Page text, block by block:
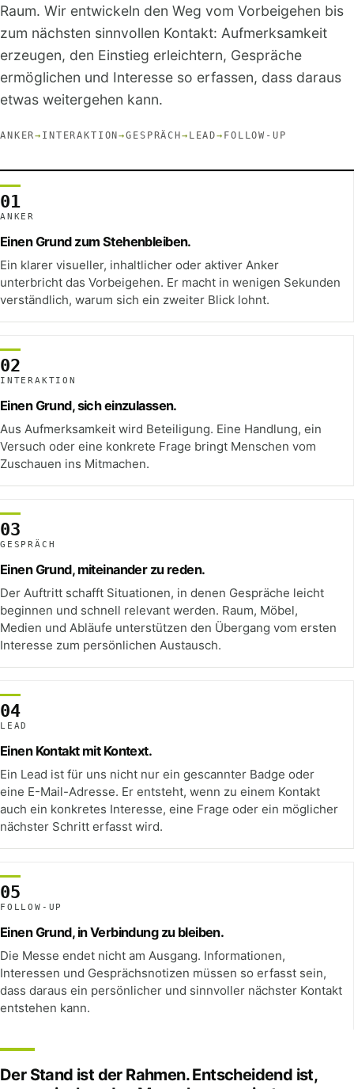
Raum. Wir entwickeln den Weg vom Vorbeigehen bis
zum nächsten sinnvollen Kontakt: Aufmerksamkeit
erzeugen, den Einstieg erleichtern, Gespräche
ermöglichen und Interesse so erfassen, dass daraus
etwas weitergehen kann.
ANKER→ INTERAKTION→GESPRÄCH → LEAD→ FOLLOW-UP
01
ANKER
Einen Grund zum Stehenbleiben.
Ein klarer visueller, inhaltlicher oder aktiver Anker
unterbricht das Vorbeigehen. Er macht in wenigen Sekunden
verständlich, warum sich ein zweiter Blick lohnt.
02
INTERAKTION
Einen Grund, sich einzulassen.
Aus Aufmerksamkeit wird Beteiligung. Eine Handlung, ein
Versuch oder eine konkrete Frage bringt Menschen vom
Zuschauen ins Mitmachen.
03
GESPRÄCH
Einen Grund, miteinander zu reden.
Der Auftritt schafft Situationen, in denen Gespräche leicht
beginnen und schnell relevant werden. Raum, Möbel,
Medien und Abläufe unterstützen den Übergang vom ersten
Interesse zum persönlichen Austausch.
04
LEAD
Einen Kontakt mit Kontext.
Ein Lead ist für uns nicht nur ein gescannter Badge oder
eine E-Mail-Adresse. Er entsteht, wenn zu einem Kontakt
auch ein konkretes Interesse, eine Frage oder ein möglicher
nächster Schritt erfasst wird.
05
FOLLOW-UP
Einen Grund, in Verbindung zu bleiben.
Die Messe endet nicht am Ausgang. Informationen,
Interessen und Gesprächsnotizen müssen so erfasst sein,
dass daraus ein persönlicher und sinnvoller nächster Kontakt
entstehen kann.
Der Stand ist der Rahmen. Entscheidend ist,